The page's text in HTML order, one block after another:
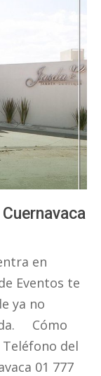
en
Eventos te
ya no
Cómo
del
01 777